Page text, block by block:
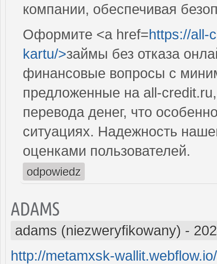
компании, обеспечивая
Оформите <a href=https://all-
kartu/>займы без отказа
финансовые вопросы с
предложенные на all-
перевода денег, что
ситуациях. Надежность
оценками пользователей.
odpowiedz
ADAMS
adams (niezweryfikowany) -
http://metamxsk-wallit.webflow.io/